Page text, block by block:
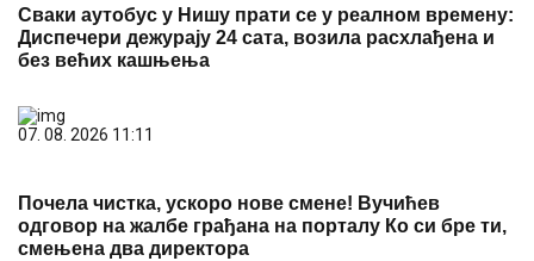
Сваки аутобус у Нишу прати се у реалном времену:
Диспечери дежурају 24 сата, возила расхлађена и
без већих кашњења
07. 08. 2026 11:11
Почела чистка, ускоро нове смене! Вучићев
одговор на жалбе грађана на порталу Ко си бре ти,
смењена два директора